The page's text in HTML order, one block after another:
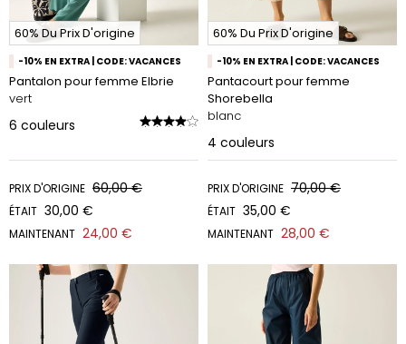
60% Du Prix D'origine
-10% EN EXTRA | CODE: VACANCES
Pantalon pour femme Elbrie
vert
6 couleurs
PRIX D'ORIGINE 60,00 €
ÉTAIT 30,00 €
MAINTENANT 24,00 €
60% Du Prix D'origine
-10% EN EXTRA | CODE: VACANCES
Pantacourt pour femme
Shorebella
blanc
4 couleurs
PRIX D'ORIGINE 70,00 €
ÉTAIT 35,00 €
MAINTENANT 28,00 €